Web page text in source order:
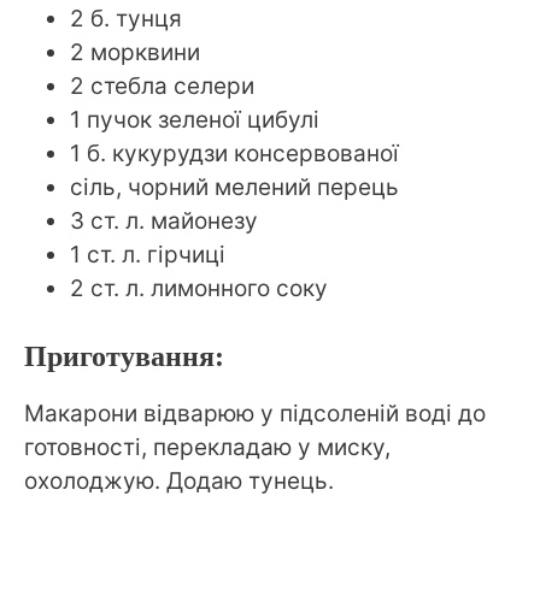
2 б. тунця
2 морквини
2 стебла селери
1 пучок зеленої цибулі
1 б. кукурудзи консервованої
сіль, чорний мелений перець
3 ст. л. майонезу
1 ст. л. гірчиці
2 ст. л. лимонного соку
Приготування:
Макарони відварюю у підсоленій воді до
готовності, перекладаю у миску,
охолоджую. Додаю тунець.